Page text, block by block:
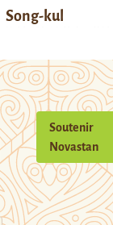
Song-kul
Soutenir
Novastan